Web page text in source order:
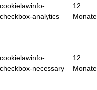
cookielawinfo-
checkbox-analytics
12
Monate
cookielawinfo-
checkbox-necessary
12
Monate